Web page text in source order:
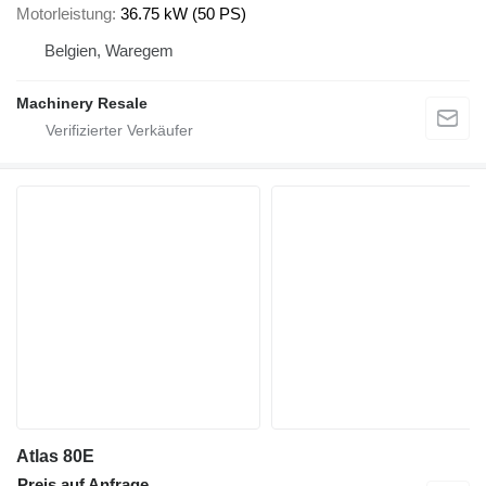
Motorleistung 36.75 kW (50 PS)
Belgien, Waregem
Machinery Resale
Atlas 80E